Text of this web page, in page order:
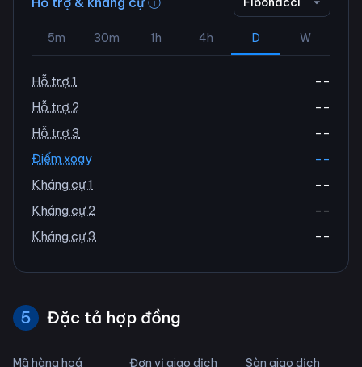
5m 30m 1h 4h D W
Hỗ trợ 1
--
Hỗ trợ 2
--
Hỗ trợ 3
--
Điểm xoay
--
Kháng cự 1
--
Kháng cự 2
--
Kháng cự 3
--
5 Đặc tả hợp đồng
Mã hàng hoá Đơn vị giao dịch Sàn giao dịch